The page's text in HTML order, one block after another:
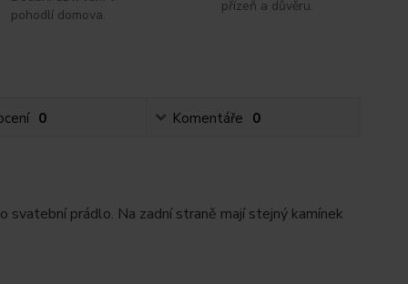
pohodlí domova.
přízeň a důvěru.
0 Komentáře 0
svatební prádlo. Na zadní straně mají stejný kamínek